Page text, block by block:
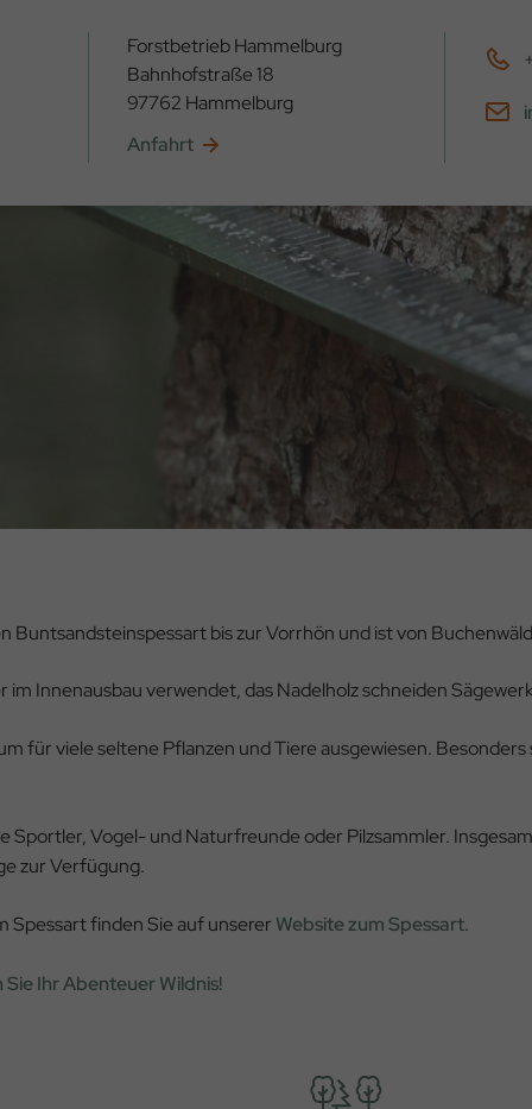
Forstbetrieb Hammelburg
Bahnhofstraße 18
97762 Hammelburg
Anfahrt
bis zur Vorrhön und ist von
Innenausbau verwendet, das Nadelholz schneiden
für viele seltene Pflanzen und Tiere ausgewiesen.
Sportler, Vogel- und Naturfreunde oder Pilzsammler.
zur Verfügung.
Spessart finden Sie auf unserer Website zum Spessart.
Sie Ihr Abenteuer Wildnis!